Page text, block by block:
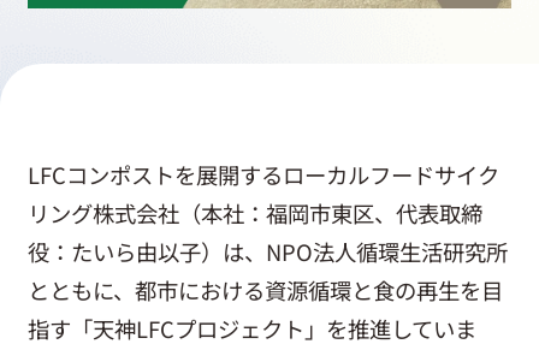
サービスを利用する
イベント
LFCコンポストを展開するローカルフードサイク
リング株式会社（本社：福岡市東区、代表取締
役：たいら由以子）は、NPO法人循環生活研究所
とともに、都市における資源循環と食の再生を目
指す「天神LFCプロジェクト」を推進していま